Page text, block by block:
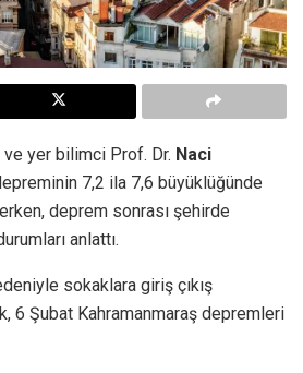
yer bilimci Prof. Dr. Naci
7,2 ila 7,6 büyüklüğünde
deprem sonrası şehirde
anlattı.
sokaklara giriş çıkış
6 Şubat Kahramanmaraş depremleri